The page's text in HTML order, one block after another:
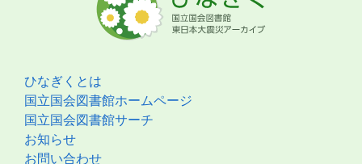
ひなぎくとは
国立国会図書館ホームページ
国立国会図書館サーチ
お知らせ
お問い合わせ